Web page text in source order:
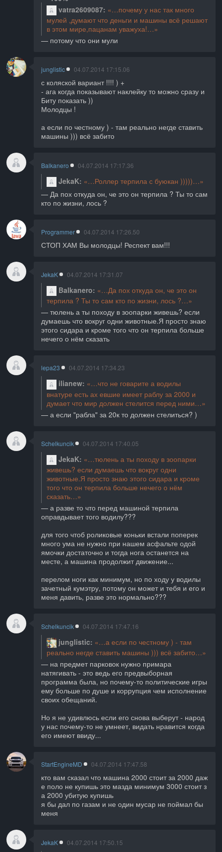
vatra2609087
почему у нас так много
мулей ,думают что деньги и машины всё решают
в этом мире,пацанам уважуха!
потому что они мули
junglistic 04.07.2014 17:15.06
с коляской вариант !!!! ) +
- ага когда показывают наклейку то можно сразу и
Биту показать ))
Молодцы !
а если по честному ) - там реально негде ставить
машины ))) всё забито
Balkanero 04.07.2014 17:17.36
JekaK
Роллер терпила с буюкан )))))
Да пох откуда он, че это он терпила ? Ты то сам
кто по жизни, лось ?
Programmer 04.07.2014 17:26.50
СТОП ХАМ Вы молодцы! Респект вам!!!
JekaK 04.07.2014 17:31.07
Balkanero
Да пох откуда он, че это он
терпила ? Ты то сам кто по жизни, лось ?
тюлень а ты походу в зоопарки живешь? если
думаешь что вокруг одни животные.Я просто знаю
этого сидара и кроме того что он терпила больше
нечего о нём сказать
lepa23 04.07.2014 17:34.23
ilianew
что не говарите а водилы
внатуре есть ах евшие имеет раблу за 2000 и
думает что мир должен стелится перед ними
а если "рабла" за 20к то должен стелиться? )
Schelkuncik 04.07.2014 17:40.05
JekaK
тюлень а ты походу в зоопарки
живешь? если думаешь что вокруг одни
животные.Я просто знаю этого сидара и кроме
того что он терпила больше нечего о нём
сказать
а разве то что перед машиной терпила
оправдывает того водилу???
для того чтоб роликовые коньки встали поперек
много ума не нужно при нашем асфальте одой
ямочки достаточно и тогда нога останется на
месте, а машина продолжит движение...
перелом ноги как минимум, но по ходу у водилы
зачетный кумэтру, потому он может и тебя и его и
меня давить, разве это нормально???
Schelkuncik 04.07.2014 17:47.16
junglistic
а если по честному ) - там
реально негде ставить машины ))) всё забито
на предмет парковок нужно примара
натягивать - это ведь его предвыборная
программа была, но почему-то политические игры
ему больше по душе и коррупция чем исполнение
своих обещаний.
Но я не удивлюсь если его снова выберут - народ
у нас почему-то не умнеет, видать нравится когда
его имеют ввиду...
StartEngineMD 04.07.2014 17:47.58
кто вам сказал что машина 2000 стоит за 2000 даж
е поло не купишь это мазда минимум 3000 стоит з
а 2000 убитую купишь
я бы дал по газам и не один мусар не поймал бы
меня
JekaK 04.07.2014 17:50.15